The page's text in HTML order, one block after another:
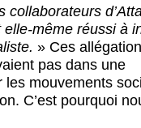
collaborateurs
même réussi à
» Ces
pas dans une
les mouvements
C’est pourquoi